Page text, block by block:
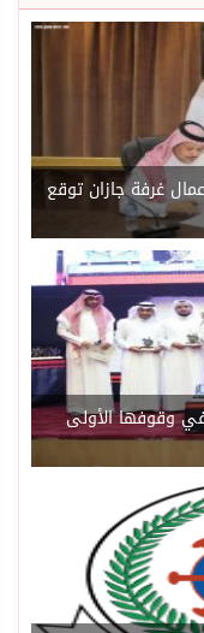
الأعمال غرفة جازان توقع
في وقوفها الأولى